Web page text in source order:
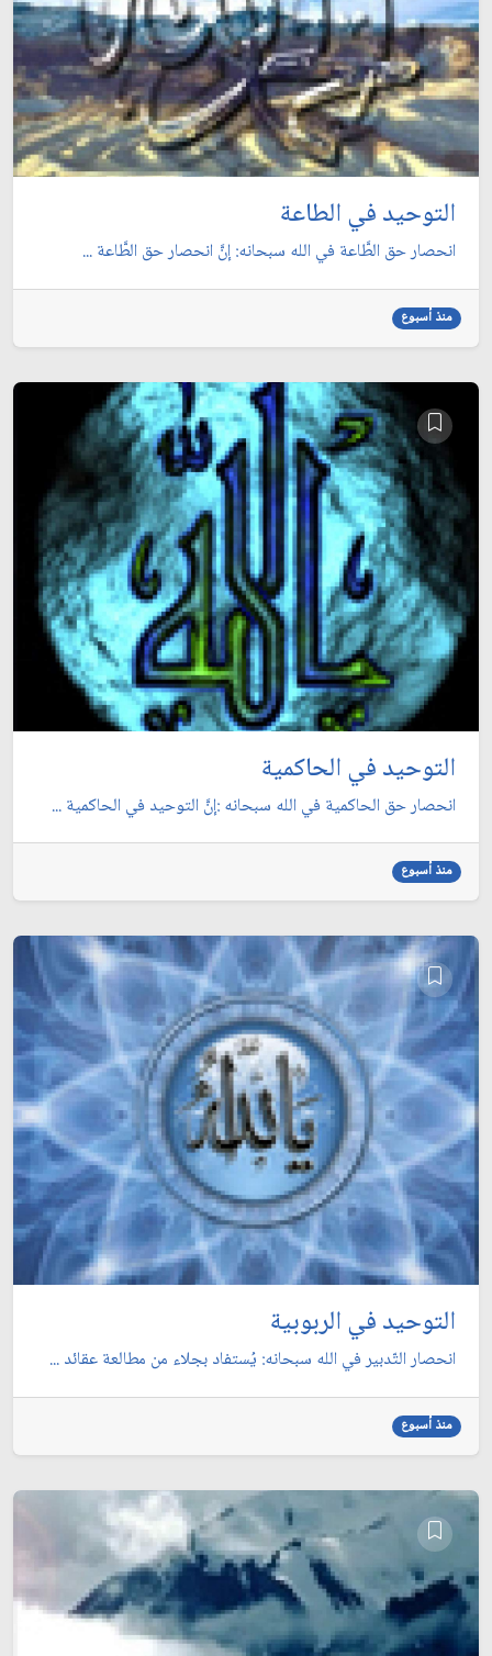
التوحيد في الطاعة
انحصار حق الطَّاعة في الله سبحانه: إنَّ انحصار حق الطَّاعة ...
منذ أسبوع
التوحيد في الحاكمية
انحصار حق الحاكمية في الله سبحانه :إنَّ التوحيد في الحاكمية ...
منذ أسبوع
التوحيد في الربوبية
انحصار التّدبير في الله سبحانه: يُستفاد بجلاء من مطالعة عقائد ...
منذ أسبوع